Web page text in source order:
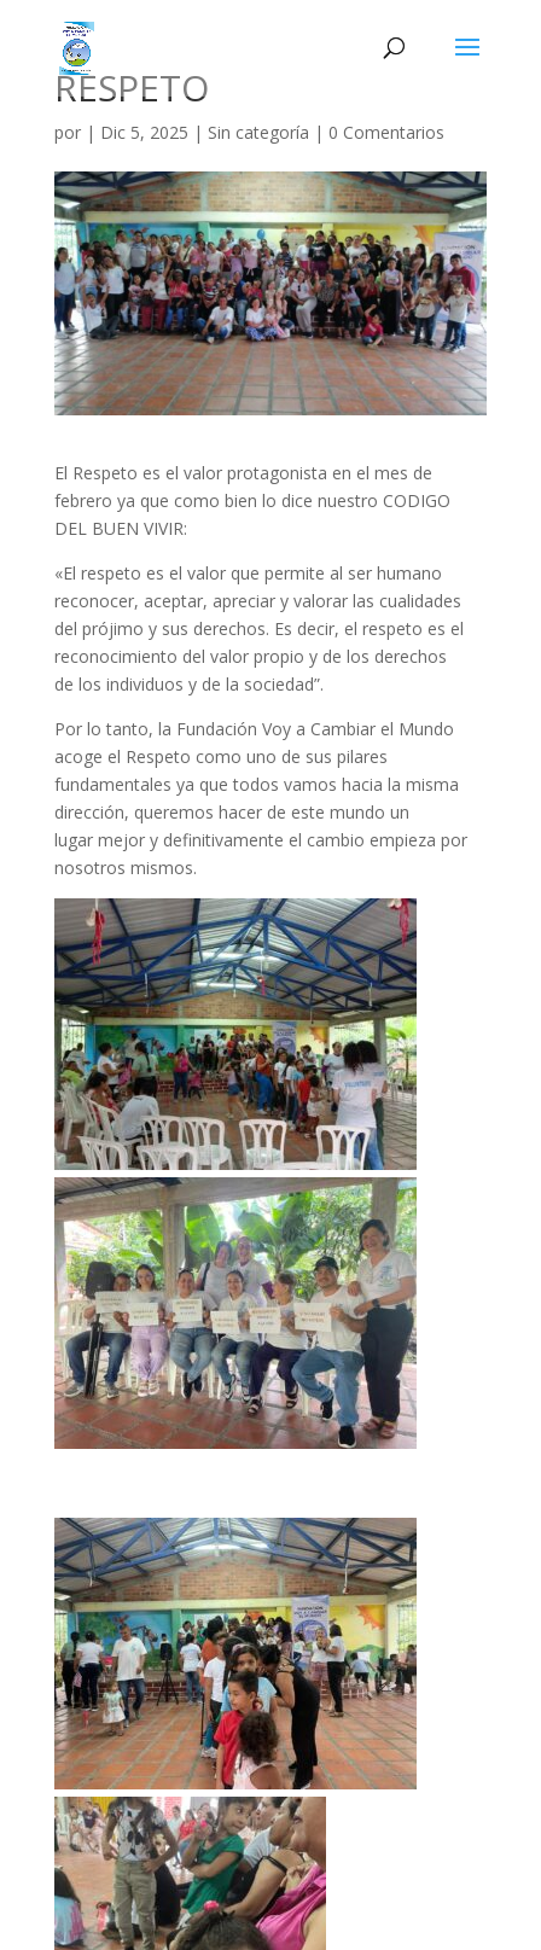
RESPETO
por | Dic 5, 2025 | Sin categoría | 0 Comentarios
El Respeto es el valor protagonista en el mes de
febrero ya que como bien lo dice nuestro CODIGO
DEL BUEN VIVIR:
«El respeto es el valor que permite al ser humano
reconocer, aceptar, apreciar y valorar las cualidades
del prójimo y sus derechos. Es decir, el respeto es el
reconocimiento del valor propio y de los derechos
de los individuos y de la sociedad”.
Por lo tanto, la Fundación Voy a Cambiar el Mundo
acoge el Respeto como uno de sus pilares
fundamentales ya que todos vamos hacia la misma
dirección, queremos hacer de este mundo un
lugar mejor y definitivamente el cambio empieza por
nosotros mismos.